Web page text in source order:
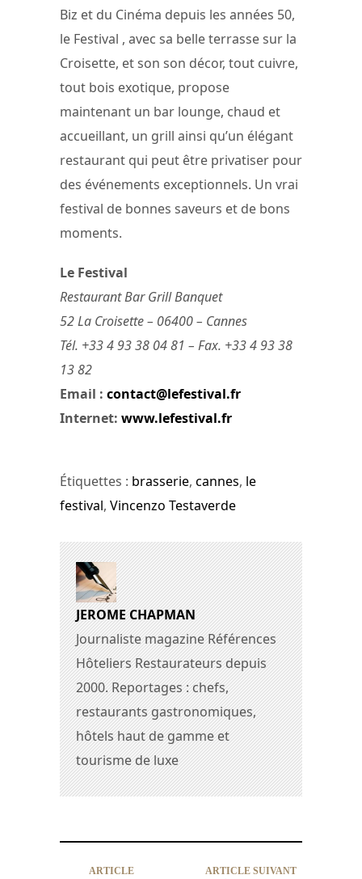
Biz et du Cinéma depuis les années 50,
le Festival , avec sa belle terrasse sur la
Croisette, et son son décor, tout cuivre,
tout bois exotique, propose
maintenant un bar lounge, chaud et
accueillant, un grill ainsi qu’un élégant
restaurant qui peut être privatiser pour
des événements exceptionnels. Un vrai
festival de bonnes saveurs et de bons
moments.
Le Festival
Restaurant Bar Grill Banquet
52 La Croisette – 06400 – Cannes
Tél. +33 4 93 38 04 81 – Fax. +33 4 93 38
13 82
Email : contact@lefestival.fr
Internet: www.lefestival.fr
Étiquettes : brasserie, cannes, le
festival, Vincenzo Testaverde
JEROME CHAPMAN
Journaliste magazine Références
Hôteliers Restaurateurs depuis
2000. Reportages : chefs,
restaurants gastronomiques,
hôtels haut de gamme et
tourisme de luxe
ARTICLE
ARTICLE SUIVANT